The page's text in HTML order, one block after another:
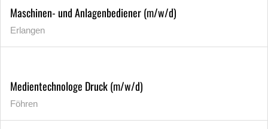
Maschinen- und Anlagenbediener (m/w/d)
Erlangen
Medientechnologe Druck (m/w/d)
Föhren